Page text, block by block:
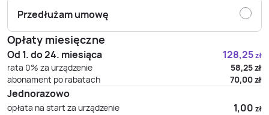
Przedłużam umowę
Opłaty miesięczne
Od 1. do 24. miesiąca 128,25zł
rata 0% za urządzenie 58,25zł
abonament po rabatach
70,00zł
Jednorazowo
opłata na start za urządzenie 1,00 zł